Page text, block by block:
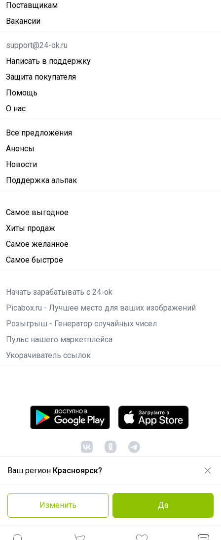
Ваш регион Красноярск?
Изменить Да
Поставщикам
Вакансии
support@24-ok.ru
Написать в поддержку
Защита покупателя
Помощь
О нас
Все предложения
Анонсы
Новости
Поддержка альпак
Самое выгодное
Хиты продаж
Самое желанное
Самое быстрое
Начать зарабатывать с 24-ok
Picabox.ru - Лучшее место для ваших изображений
Розыгрыш - Генератор случайных чисел
Пульс нашего маркетплейса
Укорачиватель ссылок
© ООО "Лявита", ОГРН 1122468054070, 2012 -2026
Политика конфиденциальности
Cоглашение пользователя